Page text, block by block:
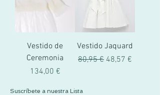
Vestido de
Ceremonia
Precio
134,00 €
Vestido Jaquard
Precio
80,95 € Precio de oferta
48,57 €
Suscríbete a nuestra Lista